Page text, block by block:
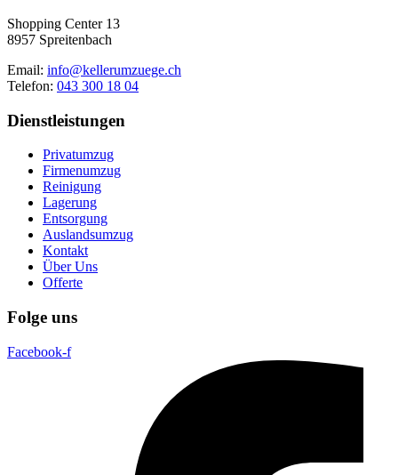
Shopping Center 13
8957 Spreitenbach
Email: info@kellerumzuege.ch
Telefon: 043 300 18 04
Dienstleistungen
Privatumzug
Firmenumzug
Reinigung
Lagerung
Entsorgung
Auslandsumzug
Kontakt
Über Uns
Offerte
Folge uns
Facebook-f